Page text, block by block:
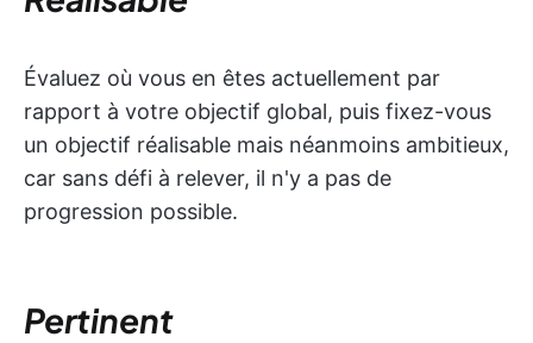
Évaluez où vous en êtes actuellement par
rapport à votre objectif global, puis fixez-vous
un objectif réalisable mais néanmoins ambitieux,
car sans défi à relever, il n'y a pas de
progression possible.
Pertinent